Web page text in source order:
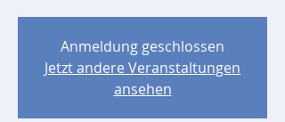
Anmeldung geschlossen
Jetzt andere Veranstaltungen
ansehen